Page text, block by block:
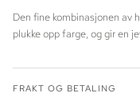
Den fine kombinasjonen av
plukke opp farge, og gir en
FRAKT OG BETALING